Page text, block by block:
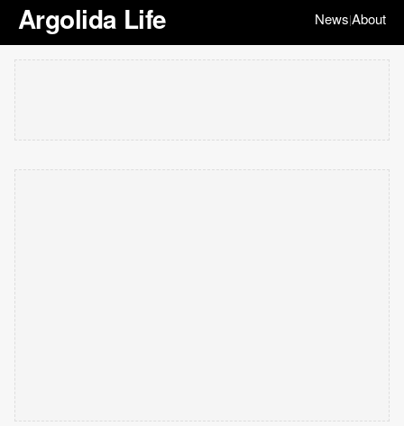
Argolida Life News|About